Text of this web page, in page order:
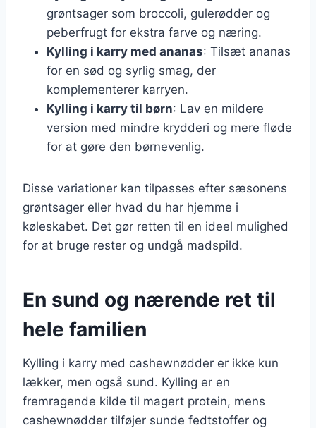
grøntsager som broccoli, gulerødder og
peberfrugt for ekstra farve og næring.
Kylling i karry med ananas: Tilsæt ananas
for en sød og syrlig smag, der
komplementerer karryen.
Kylling i karry til børn: Lav en mildere
version med mindre krydderi og mere fløde
for at gøre den børnevenlig.
Disse variationer kan tilpasses efter sæsonens
grøntsager eller hvad du har hjemme i
køleskabet. Det gør retten til en ideel mulighed
for at bruge rester og undgå madspild.
En sund og nærende ret til
hele familien
Kylling i karry med cashewnødder er ikke kun
lækker, men også sund. Kylling er en
fremragende kilde til magert protein, mens
cashewnødder tilføjer sunde fedtstoffer og